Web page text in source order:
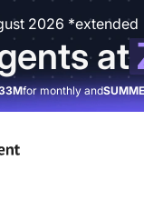
2026 *extended
at
for monthly and